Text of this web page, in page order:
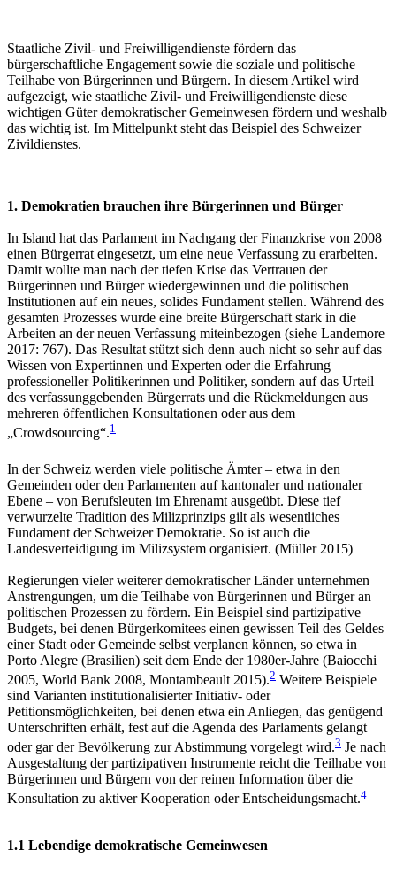
Staatliche Zivil- und Freiwilligendienste fördern das
bürgerschaftliche Engagement sowie die soziale und politische
Teilhabe von Bürgerinnen und Bürgern. In diesem Artikel wird
aufgezeigt, wie staatliche Zivil- und Freiwilligendienste diese
wichtigen Güter demokratischer Gemeinwesen fördern und weshalb
das wichtig ist. Im Mittelpunkt steht das Beispiel des Schweizer
Zivildienstes.
1. Demokratien brauchen ihre Bürgerinnen und Bürger
In Island hat das Parlament im Nachgang der Finanzkrise von 2008
einen Bürgerrat eingesetzt, um eine neue Verfassung zu erarbeiten.
Damit wollte man nach der tiefen Krise das Vertrauen der
Bürgerinnen und Bürger wiedergewinnen und die politischen
Institutionen auf ein neues, solides Fundament stellen. Während des
gesamten Prozesses wurde eine breite Bürgerschaft stark in die
Arbeiten an der neuen Verfassung miteinbezogen (siehe Landemore
2017: 767). Das Resultat stützt sich denn auch nicht so sehr auf das
Wissen von Expertinnen und Experten oder die Erfahrung
professioneller Politikerinnen und Politiker, sondern auf das Urteil
des verfassunggebenden Bürgerrats und die Rückmeldungen aus
mehreren öffentlichen Konsultationen oder aus dem
„Crowdsourcing“.1
In der Schweiz werden viele politische Ämter – etwa in den
Gemeinden oder den Parlamenten auf kantonaler und nationaler
Ebene – von Berufsleuten im Ehrenamt ausgeübt. Diese tief
verwurzelte Tradition des Milizprinzips gilt als wesentliches
Fundament der Schweizer Demokratie. So ist auch die
Landesverteidigung im Milizsystem organisiert. (Müller 2015)
Regierungen vieler weiterer demokratischer Länder unternehmen
Anstrengungen, um die Teilhabe von Bürgerinnen und Bürger an
politischen Prozessen zu fördern. Ein Beispiel sind partizipative
Budgets, bei denen Bürgerkomitees einen gewissen Teil des Geldes
einer Stadt oder Gemeinde selbst verplanen können, so etwa in
Porto Alegre (Brasilien) seit dem Ende der 1980er-Jahre (Baiocchi
2005, World Bank 2008, Montambeault 2015).2 Weitere Beispiele
sind Varianten institutionalisierter Initiativ- oder
Petitionsmöglichkeiten, bei denen etwa ein Anliegen, das genügend
Unterschriften erhält, fest auf die Agenda des Parlaments gelangt
oder gar der Bevölkerung zur Abstimmung vorgelegt wird.3 Je nach
Ausgestaltung der partizipativen Instrumente reicht die Teilhabe von
Bürgerinnen und Bürgern von der reinen Information über die
Konsultation zu aktiver Kooperation oder Entscheidungsmacht.4
1.1 Lebendige demokratische Gemeinwesen